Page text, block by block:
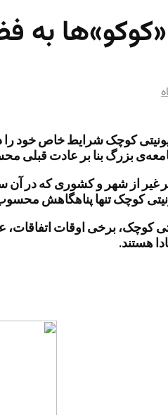
به
کوچک شرایط خاص خود را
بزرگ بنا بر عادت قبلی
غیر از شهر و کشوری که در
کوچک تنها پناهگاهش
کوچک، برخی اوقات
هستند.